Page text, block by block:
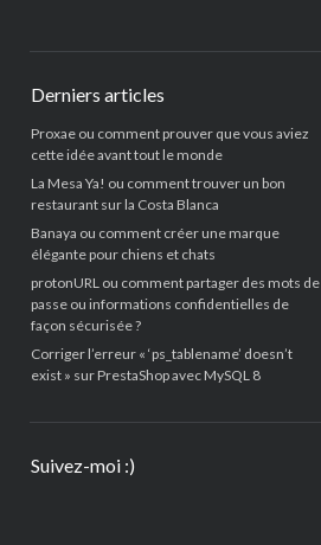
Derniers articles
Proxae ou comment prouver que vous aviez
cette idée avant tout le monde
La Mesa Ya! ou comment trouver un bon
restaurant sur la Costa Blanca
Banaya ou comment créer une marque
élégante pour chiens et chats
protonURL ou comment partager des mots de
passe ou informations confidentielles de
façon sécurisée ?
Corriger l’erreur « ‘ps_tablename’ doesn’t
exist » sur PrestaShop avec MySQL 8
Suivez-moi :)